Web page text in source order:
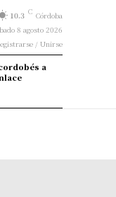
10.3 C Córdoba
8 agosto 2026
/ Unirse
a